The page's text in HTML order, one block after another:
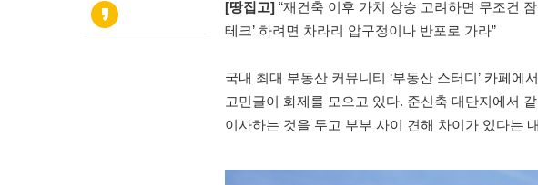
[땅집고] “재건축 이후 가치 상승 고려하면 무조건
테크’ 하려면 차라리 압구정이나 반포로 가라”
국내 최대 부동산 커뮤니티 ‘부동산 스터디’ 카페에
고민글이 화제를 모으고 있다. 준신축 대단지에서
이사하는 것을 두고 부부 사이 견해 차이가 있다는